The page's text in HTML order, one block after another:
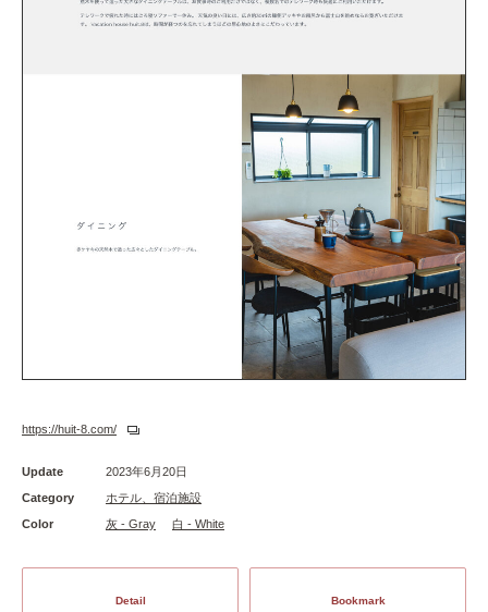
https://huit-8.com/
Update
2023年6月20日
Category
ホテル、宿泊施設
Color
灰 - Gray 白 - White
Detail Bookmark